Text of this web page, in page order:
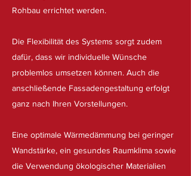
Rohbau errichtet werden.
Die Flexibilität des Systems sorgt zudem
dafür, dass wir individuelle Wünsche
problemlos umsetzen können. Auch die
anschließende Fassadengestaltung erfolgt
ganz nach Ihren Vorstellungen.
Eine optimale Wärmedämmung bei geringer
Wandstärke, ein gesundes Raumklima sowie
die Verwendung ökologischer Materialien